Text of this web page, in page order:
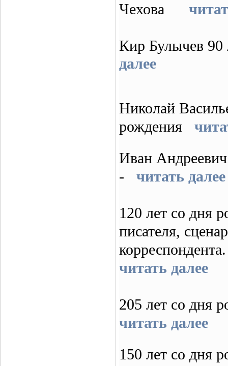
Чехова
Кир Булычев
далее
Николай
рождения
Иван
- читать далее
120 лет со дня
писателя,
читать далее
205 лет со дня
читать далее
150 лет со дня